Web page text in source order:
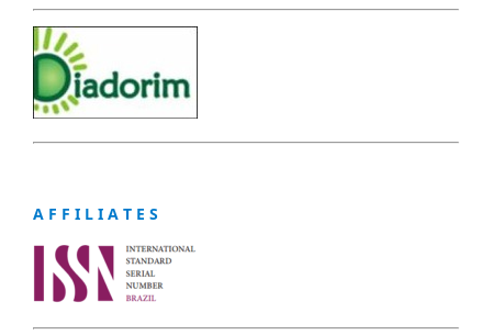
A F F I L I A T E S